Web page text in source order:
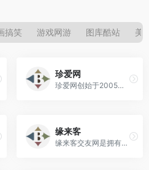
搞笑 游戏网游 图库酷站 美
珍爱网
珍爱网创始于2005年，现拥有海量单身男女征婚交友相亲信息。
缘来客
缘来客交友网是拥有多年口碑的大型同城约会交友网站，专为同城男女交友提供同城约会平台！